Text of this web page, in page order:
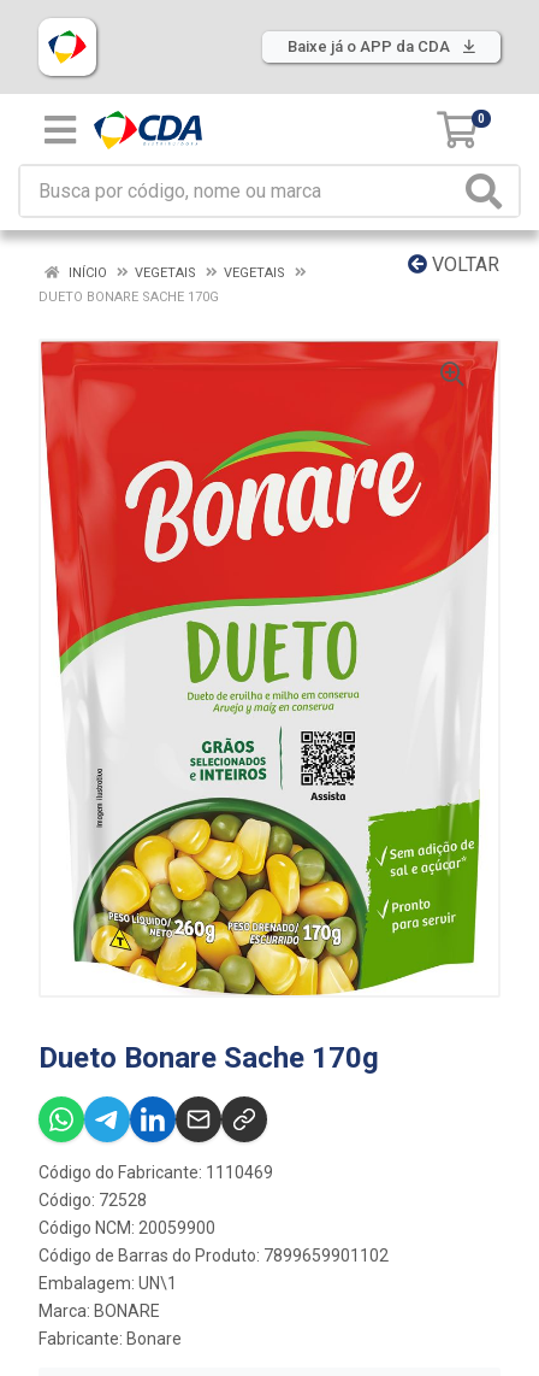
Baixe já o APP da CDA
0
VOLTAR
INÍCIO VEGETAIS
VEGETAIS
DUETO BONARE SACHE 170G
Dueto Bonare Sache 170g
Código do Fabricante: 1110469
Código: 72528
Código NCM: 20059900
Código de Barras do Produto: 7899659901102
Embalagem: UN\1
Marca: BONARE
Fabricante: Bonare